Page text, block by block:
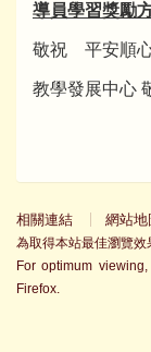
導員學習獎勵
敬祝 平安順
教學發展中心
相關連結 網站地
為取得本站最佳瀏覽效
For optimum
Firefox.